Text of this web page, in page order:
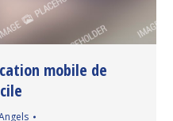
mobile de